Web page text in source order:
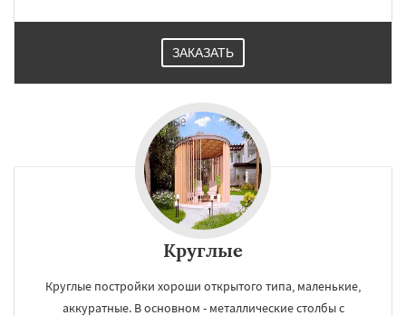
ЗАКАЗАТЬ
Круглые
Круглые постройки хороши открытого типа, маленькие,
аккуратные. В основном - металлические столбы с